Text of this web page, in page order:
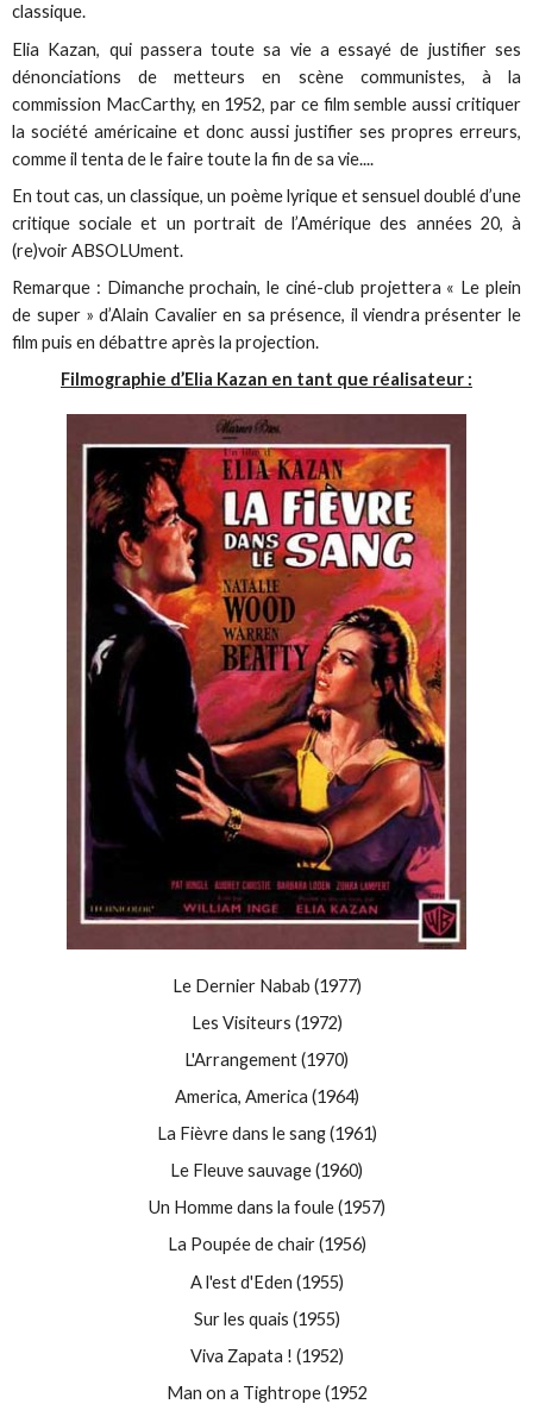
classique.
Elia Kazan, qui passera toute sa vie a essayé de justifier ses
dénonciations de metteurs en scène communistes, à la
commission MacCarthy, en 1952, par ce film semble aussi critiquer
la société américaine et donc aussi justifier ses propres erreurs,
comme il tenta de le faire toute la fin de sa vie....
En tout cas, un classique, un poème lyrique et sensuel doublé d’une
critique sociale et un portrait de l’Amérique des années 20, à
(re)voir ABSOLUment.
Remarque : Dimanche prochain, le ciné-club projettera « Le plein
de super » d’Alain Cavalier en sa présence, il viendra présenter le
film puis en débattre après la projection.
Filmographie d’Elia Kazan en tant que réalisateur :
Le Dernier Nabab (1977)
Les Visiteurs (1972)
L'Arrangement (1970)
America, America (1964)
La Fièvre dans le sang (1961)
Le Fleuve sauvage (1960)
Un Homme dans la foule (1957)
La Poupée de chair (1956)
A l'est d'Eden (1955)
Sur les quais (1955)
Viva Zapata ! (1952)
Man on a Tightrope (1952